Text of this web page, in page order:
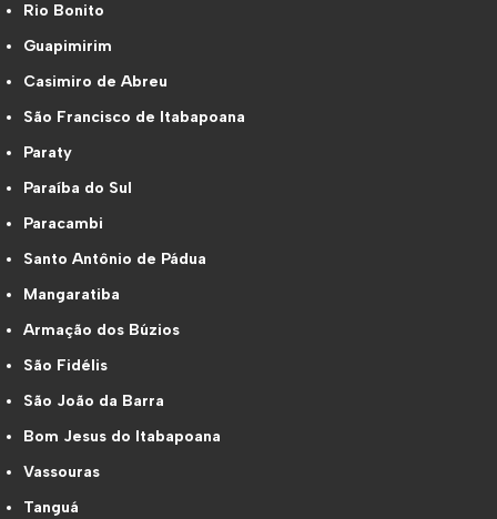
Rio Bonito
Guapimirim
Casimiro de Abreu
São Francisco de Itabapoana
Paraty
Paraíba do Sul
Paracambi
Santo Antônio de Pádua
Mangaratiba
Armação dos Búzios
São Fidélis
São João da Barra
Bom Jesus do Itabapoana
Vassouras
Tanguá